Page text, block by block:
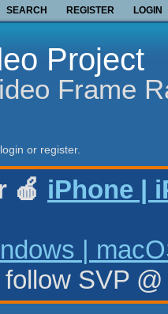
SEARCH REGISTER LOGIN
Project
Frame
or register.
🍎 iPhone |
|
follow SVP